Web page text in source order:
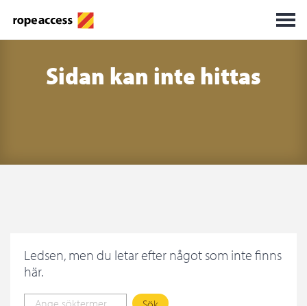
Sidan kan inte hittas
Ledsen, men du letar efter något som inte finns
här.